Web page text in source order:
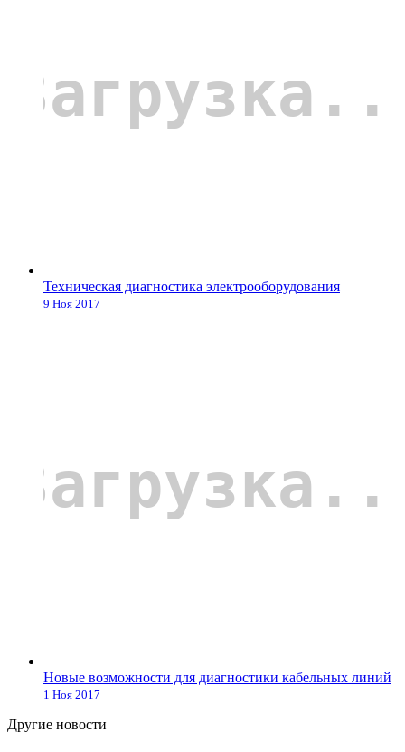
Техническая диагностика электрооборудования
9 Ноя 2017
Новые возможности для диагностики кабельных линий
1 Ноя 2017
Другие новости